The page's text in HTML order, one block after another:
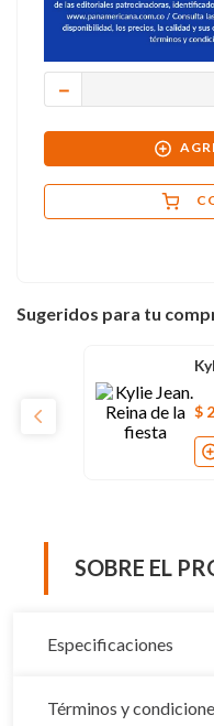
－
Sugeridos para tu
$
SOBRE EL
Especificaciones
Términos y